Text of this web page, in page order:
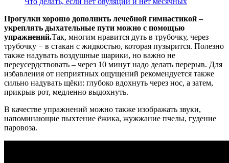
Прогулки хорошо дополнить лечебной гимнастикой –
укреплять дыхательные пути можно с помощью
упражнений.Так, многим нравится дуть в трубочку, через
трубочку − в стакан с жидкостью, которая пузырится. Полезно
также надувать воздушные шарики, но важно не
переусердствовать – через 10 минут надо делать перерыв. Для
избавления от неприятных ощущений рекомендуется также
сильно надувать щёки: глубоко вдохнуть через нос, а затем,
прикрыв рот, медленно выдохнуть.
В качестве упражнений можно также изображать звуки,
напоминающие пыхтение ёжика, жужжание пчелы, гудение
паровоза.